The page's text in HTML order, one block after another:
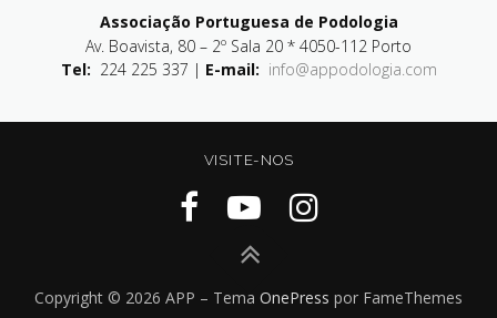
Associação Portuguesa de Podologia
Av. Boavista, 80 – 2º Sala 20 * 4050-112 Porto
Tel: 224 225 337 | E-mail: info@appodologia.com
VISITE-NOS
Copyright © 2026 APP – Tema OnePress por FameThemes